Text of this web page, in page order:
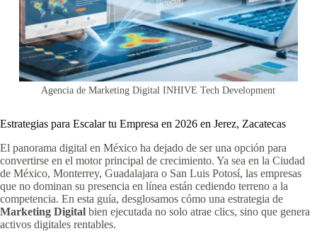
Agencia de Marketing Digital INHIVE Tech Development
Estrategias para Escalar tu Empresa en 2026 en Jerez, Zacatecas
El panorama digital en México ha dejado de ser una opción para
convertirse en el motor principal de crecimiento. Ya sea en la Ciudad
de México, Monterrey, Guadalajara o San Luis Potosí, las empresas
que no dominan su presencia en línea están cediendo terreno a la
competencia. En esta guía, desglosamos cómo una estrategia de
Marketing Digital bien ejecutada no solo atrae clics, sino que genera
activos digitales rentables.